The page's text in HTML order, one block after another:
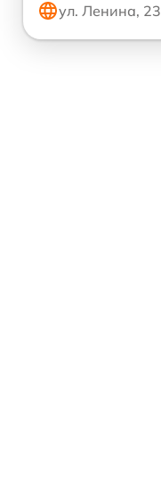
ул. Ленина, 23